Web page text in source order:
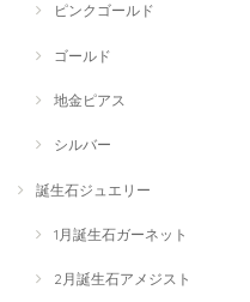
ピンクゴールド
ゴールド
地金ピアス
シルバー
誕生石ジュエリー
1月誕生石ガーネット
2月誕生石アメジスト